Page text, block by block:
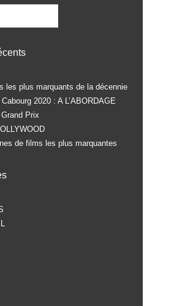
les plus marquants de la décennie
2020 : A L’ABORDAGE
Prix
de films les plus marquantes